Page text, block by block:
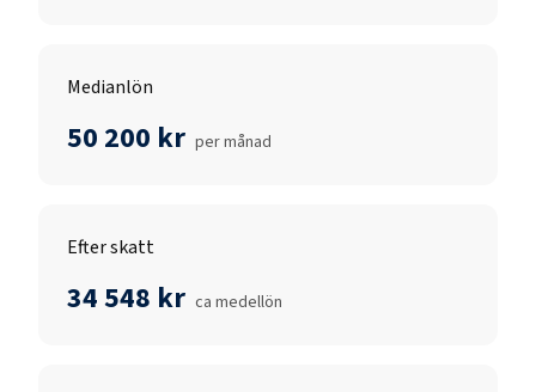
Medianlön
50 200 kr per månad
Efter skatt
34 548 kr ca medellön